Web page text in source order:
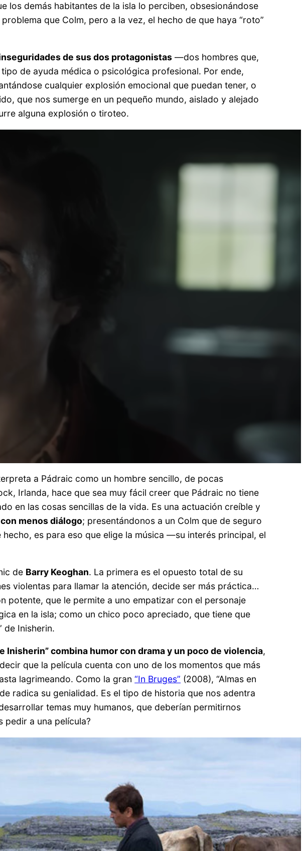
los demás habitantes de la isla lo perciben, obsesionándose
que Colm, pero a la vez, el hecho de que haya “roto”
de sus dos protagonistas —dos hombres que,
de ayuda médica o psicológica profesional. Por ende,
cualquier explosión emocional que puedan tener, o
que nos sumerge en un pequeño mundo, aislado y alejado
alguna explosión o tiroteo.
a Pádraic como un hombre sencillo, de pocas
Irlanda, hace que sea muy fácil creer que Pádraic no tiene
en las cosas sencillas de la vida. Es una actuación creíble y
menos diálogo; presentándonos a un Colm que de seguro
es para eso que elige la música —su interés principal, el
de Barry Keoghan. La primera es el opuesto total de su
violentas para llamar la atención, decide ser más práctica…
potente, que le permite a uno empatizar con el personaje
en la isla; como un chico poco apreciado, que tiene que
de Inisherin.
Inisherin” combina humor con drama y un poco de violencia,
que la película cuenta con uno de los momentos que más
lagrimeando. Como la gran“In Bruges” (2008), “Almas en
radica su genialidad. Es el tipo de historia que nos adentra
temas muy humanos, que deberían permitirnos
pedir a una película?